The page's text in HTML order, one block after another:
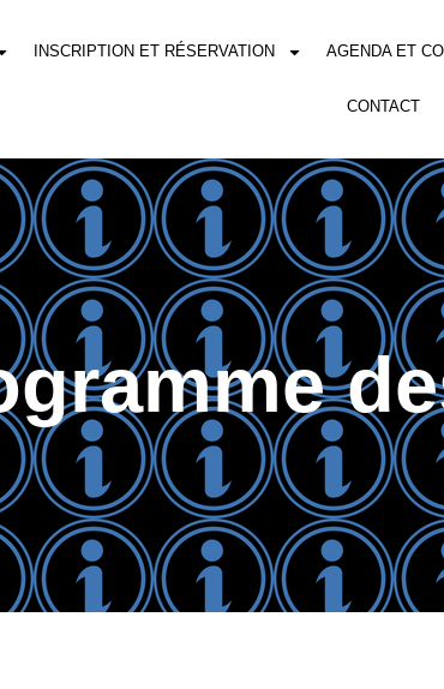
INSCRIPTION ET RÉSERVATION AGENDA ET
CONTACT